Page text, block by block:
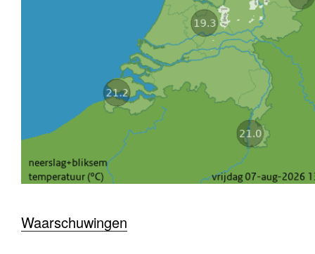
Waarschuwingen